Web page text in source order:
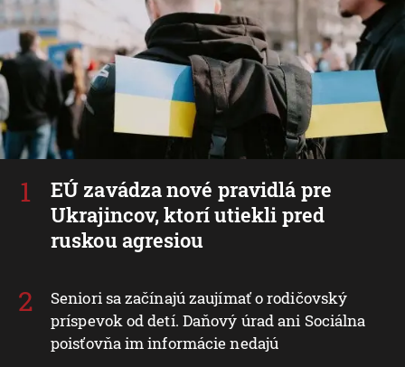
EÚ zavádza nové pravidlá pre
Ukrajincov, ktorí utiekli pred
ruskou agresiou
Seniori sa začínajú zaujímať o rodičovský
príspevok od detí. Daňový úrad ani Sociálna
poisťovňa im informácie nedajú